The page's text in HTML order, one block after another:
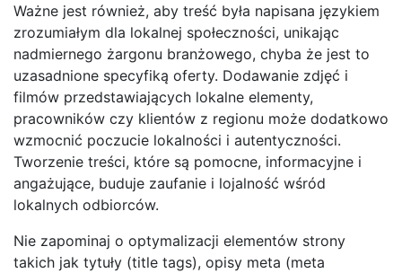
Ważne jest również, aby treść była napisana językiem
zrozumiałym dla lokalnej społeczności, unikając
nadmiernego żargonu branżowego, chyba że jest to
uzasadnione specyfiką oferty. Dodawanie zdjęć i
filmów przedstawiających lokalne elementy,
pracowników czy klientów z regionu może dodatkowo
wzmocnić poczucie lokalności i autentyczności.
Tworzenie treści, które są pomocne, informacyjne i
angażujące, buduje zaufanie i lojalność wśród
lokalnych odbiorców.
Nie zapominaj o optymalizacji elementów strony
takich jak tytuły (title tags), opisy meta (meta